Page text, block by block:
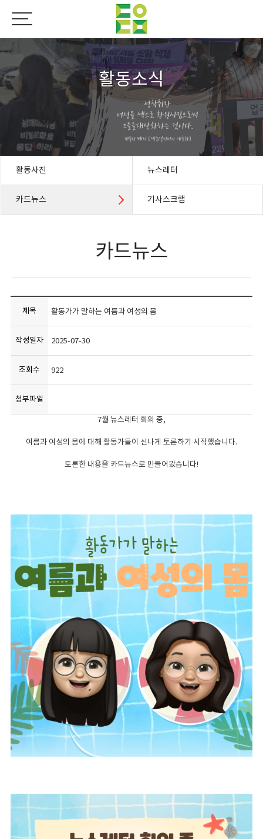
활동소식
활동사진 뉴스레터
카드뉴스 기사스크랩
카드뉴스
제목 활동가가 말하는 여름과 여성의 몸
작성일자 2025-07-30
조회수 922
첨부파일
7월 뉴스레터 회의 중,
여름과 여성의 몸에 대해 활동가들이 신나게 토론하기 시작했습니다.
토론한 내용을 카드뉴스로 만들어봤습니다!